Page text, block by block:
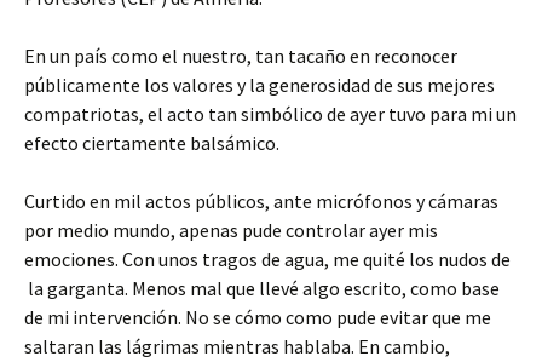
En un país como el nuestro, tan tacaño en reconocer
públicamente los valores y la generosidad de sus mejores
compatriotas, el acto tan simbólico de ayer tuvo para mi un
efecto ciertamente balsámico.
Curtido en mil actos públicos, ante micrófonos y cámaras
por medio mundo, apenas pude controlar ayer mis
emociones. Con unos tragos de agua, me quité los nudos de
la garganta. Menos mal que llevé algo escrito, como base
de mi intervención. No se cómo como pude evitar que me
saltaran las lágrimas mientras hablaba. En cambio,